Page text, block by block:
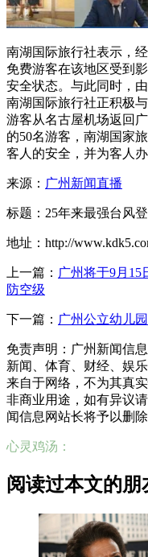
南湖国际旅行社表示，
免费游客在该地区受到
安全状态。与此同时，
南湖国际旅行社正积极
游客从名古屋机场返回
的50名游客，南湖国家
客人的安全，并为客人
来源： 广州新闻直播
标题：25年来最强台风
地址：http://
上一篇： 广州将于9月15
防空级
下一篇： 广州公立幼儿
免责声明：广州新闻信
新闻、体育、财经、娱
来自于网络，不为其真
非商业用途，如有异议
闻信息网站长将予以删除
心灵鸡汤：
阅读过本文的